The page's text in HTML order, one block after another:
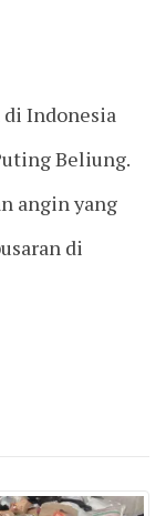
di Indonesia
Beliung.
angin yang
di